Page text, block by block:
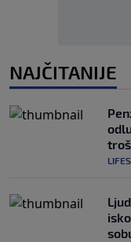
NAJČITANIJE